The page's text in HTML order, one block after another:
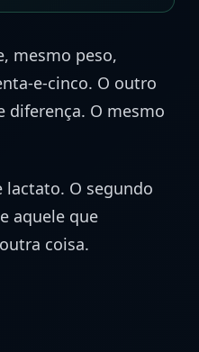
mesmo peso,
e-cinco. O outro
diferença. O mesmo
O segundo
aquele que
coisa.